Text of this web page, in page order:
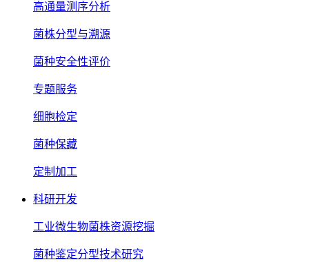
高通量测序分析
菌株分型与溯源
菌种安全性评价
专题服务
细胞检定
菌种保藏
定制加工
科研开发
工业微生物菌株资源挖掘
菌种鉴定分型技术研究